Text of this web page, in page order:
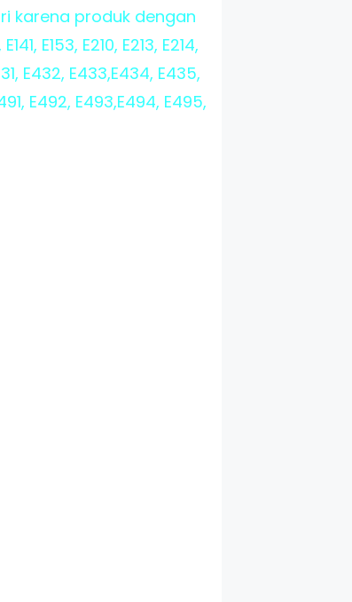
karena produk dengan
E153, E210, E213, E214,
E432, E433,E434, E435,
E492, E493,E494, E495,